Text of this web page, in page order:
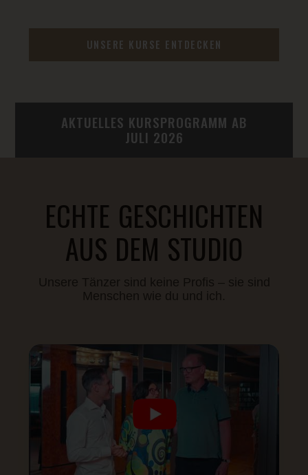
UNSERE KURSE ENTDECKEN
AKTUELLES KURSPROGRAMM AB
JULI 2026
ECHTE GESCHICHTEN
AUS DEM STUDIO
Unsere Tänzer sind keine Profis – sie sind
Menschen wie du und ich.